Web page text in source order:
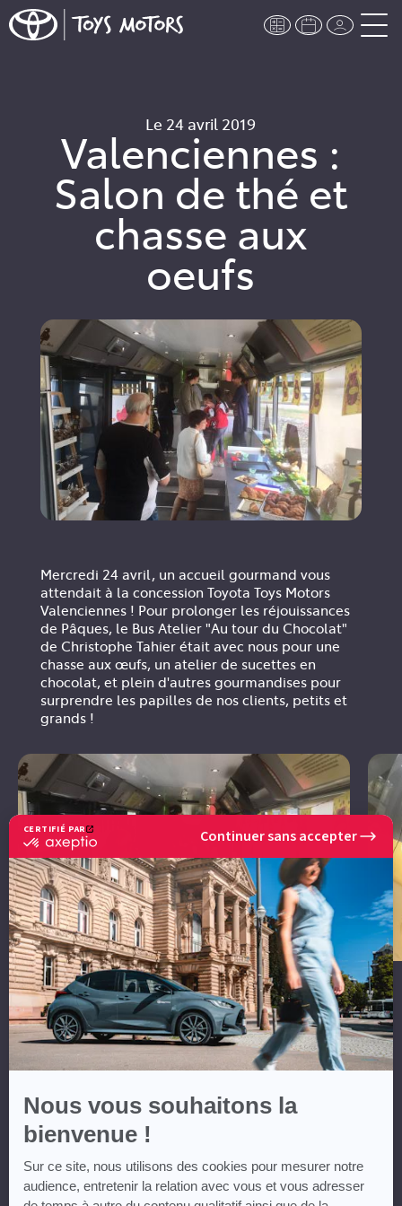
CERTIFIÉ PAR
certifié
Axeptio
-
En
savoir
plus
sur
Axeptio
Continuer sans accepter
Nous vous souhaitons la
bienvenue !
Sur ce site, nous utilisons des cookies pour mesurer notre
audience, entretenir la relation avec vous et vous adresser
Le 24 avril 2019
Valenciennes :
Salon de thé et
chasse aux
oeufs
Mercredi 24 avril, un accueil gourmand vous
attendait à la concession Toyota Toys Motors
Valenciennes ! Pour prolonger les réjouissances
de Pâques, le Bus Atelier "Au tour du Chocolat"
de Christophe Tahier était avec nous pour une
chasse aux œufs, un atelier de sucettes en
chocolat, et plein d'autres gourmandises pour
surprendre les papilles de nos clients, petits et
grands !